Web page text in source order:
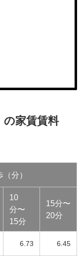
の家賃賃料
分）
10
分〜
15分
15分〜
20分
6.73 6.45